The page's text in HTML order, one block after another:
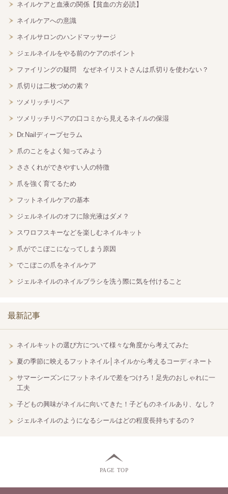
ネイルケアと血液の関係【貧血の方必読】
ネイルケアへの意識
ネイルサロンのハンドマッサージ
ジェルネイルをやる前のケアのポイント
ファイリングの疑問 なぜネイリストさんは爪切りを使わない？
爪切りは二枚づめの素？
ツメリッチリペア
ツメリッチリペアの口コミから見えるネイルの保湿
Dr.Nailディープセラム
爪のことをよく知ってみよう
ささくれができやすい人の特徴
爪を強く育てるため
フットネイルケアの基本
ジェルネイルのオフに除光液はダメ？
スワロフスキーなどを楽しむネイルキット
爪がでこぼこになってしまう原因
でこぼこの爪をネイルケア
ジェルネイルのネイルブラシを洗う際に気を付けること
最新記事
ネイルキットの選び方について様々な角度から考えてみた
夏の季節に映えるフットネイル│ネイルから考えるコーディネート
サマーシーズンにフットネイルで差をつけろ！足先のおしゃれに一
工夫
子どもの興味がネイルに向いてきた！子どものネイルあり、なし？
ジェルネイルのようになるシールはどの程度長持ちするの？
PAGE TOP